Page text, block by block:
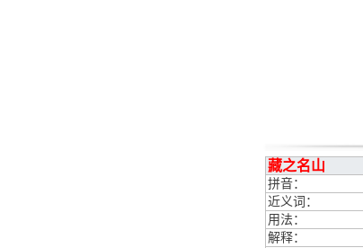
藏之名山
拼音：
近义词：
用法：
解释：